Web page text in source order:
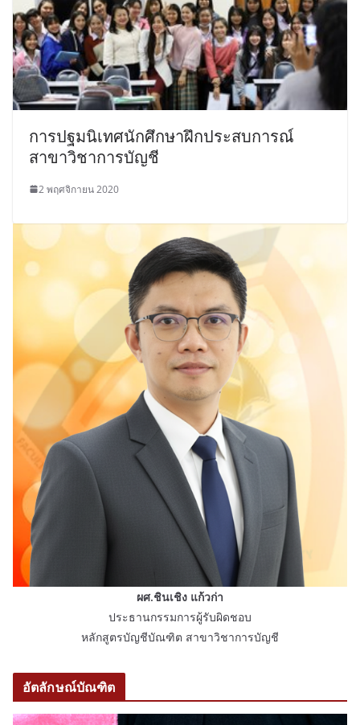
การปฐมนิเทศนักศึกษาฝึกประสบการณ์
สาขาวิชาการบัญชี
2 พฤศจิกายน 2020
ผศ.ชินเชิง แก้วก่า
ประธานกรรมการผู้รับผิดชอบ
หลักสูตรบัญชีบัณฑิต สาขาวิชาการบัญชี
อัตลักษณ์บัณฑิต